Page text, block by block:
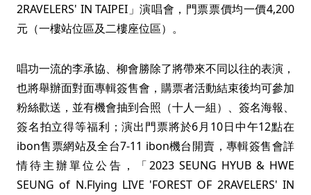
2RAVELERS' IN TAIPEI」演唱會，門票票價均一價4,200
元（一樓站位區及二樓座位區）。
唱功一流的李承協、柳會勝除了將帶來不同以往的表演，
也將舉辦面對面專輯簽售會，購票者活動結束後均可參加
粉絲歡送，並有機會抽到合照（十人一組）、簽名海報、
簽名拍立得等福利；演出門票將於6月10日中午12點在
ibon售票網站及全台7-11 ibon機台開賣，專輯簽售會詳
情待主辦單位公告，「2023 SEUNG HYUB & HWE
SEUNG of N.Flying LIVE 'FOREST OF 2RAVELERS' IN